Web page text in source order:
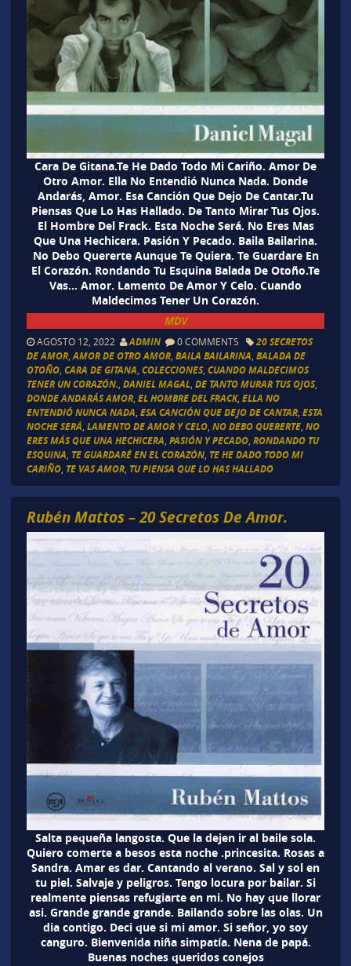
Cara De Gitana.Te He Dado Todo Mi Cariño. Amor De
Otro Amor. Ella No Entendió Nunca Nada. Donde
Andarás, Amor. Esa Canción Que Dejo De Cantar.Tu
Piensas Que Lo Has Hallado. De Tanto Mirar Tus Ojos.
El Hombre Del Frack. Esta Noche Será. No Eres Mas
Que Una Hechicera. Pasión Y Pecado. Baila Bailarina.
No Debo Quererte Aunque Te Quiera. Te Guardare En
El Corazón. Rondando Tu Esquina Balada De Otoño.Te
Vas… Amor. Lamento De Amor Y Celo. Cuando
Maldecimos Tener Un Corazón.
MDV
AGOSTO 12, 2022 ADMIN 0 COMMENTS
20 SECRETOS
DE AMOR, AMOR DE OTRO AMOR, BAILA BAILARINA BALADA DE
OTOÑO, CARA DE GITANA COLECCIONES, CUANDO MALDECIMOS
TENER UN CORAZÓN. DANIEL MAGAL, DE TANTO MURAR TUS OJOS,
DONDE ANDARÁS AMOR, EL HOMBRE DEL FRACK, ELLA NO
ENTENDIÓ NUNCA NADA ESA CANCIÓN QUE DEJO DE CANTAR, ESTA
NOCHE SERÁ LAMENTO DE AMOR Y CELO, NO DEBO QUERERTE, NO
ERES MÁS QUE UNA HECHICERA PASIÓN Y PECADO, RONDANDO TU
ESQUINA TE GUARDARÉ EN EL CORAZÓN, TE HE DADO TODO MI
CARIÑO, TE VAS AMOR, TU PIENSA QUE LO HAS HALLADO
Rubén Mattos – 20 Secretos De Amor.
Salta pequeña langosta. Que la dejen ir al baile sola.
Quiero comerte a besos esta noche .princesita. Rosas a
Sandra. Amar es dar. Cantando al verano. Sal y sol en
tu piel. Salvaje y peligros. Tengo locura por bailar. Si
realmente piensas refugiarte en mi. No hay que llorar
asi. Grande grande grande. Bailando sobre las olas. Un
dia contigo. Deci que si mi amor. Si señor, yo soy
canguro. Bienvenida niña simpatía. Nena de papá.
Buenas noches queridos conejos